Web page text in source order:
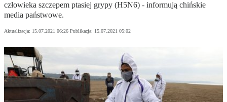
człowieka szczepem ptasiej grypy (H5N6) - informują chińskie
media państwowe.
Aktualizacja: 15.07.2021 06:26 Publikacja: 15.07.2021 05:02